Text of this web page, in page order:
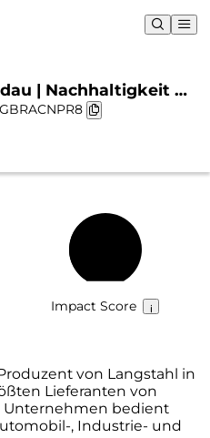
| Nachhaltigkeit &
Impact Score
von Langstahl in
Lieferanten von
Unternehmen bedient
, Industrie- und